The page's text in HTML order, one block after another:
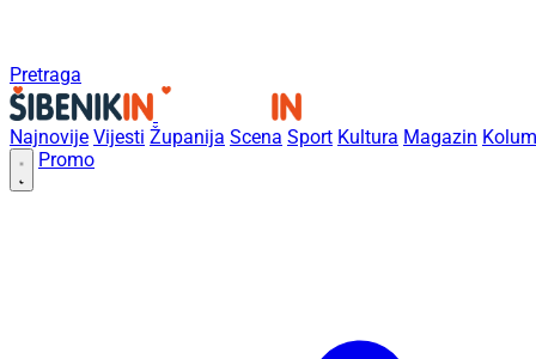
Pretraga
Najnovije Vijesti Županija Scena Sport Kultura Magazin
Promo